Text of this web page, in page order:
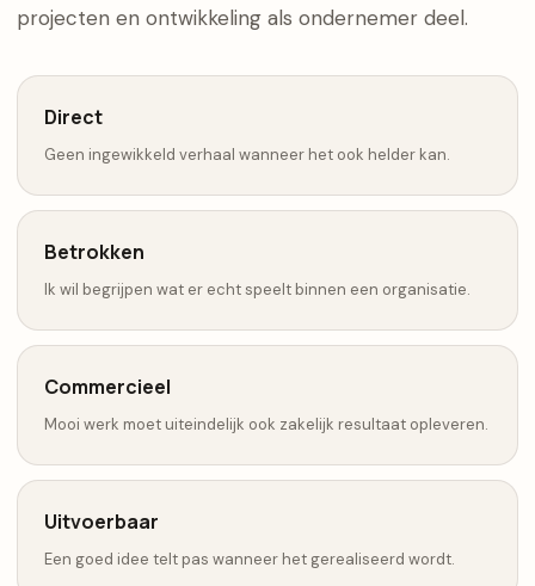
projecten en ontwikkeling als ondernemer deel.
Direct
Geen ingewikkeld verhaal wanneer het ook helder kan.
Betrokken
Ik wil begrijpen wat er echt speelt binnen een organisatie.
Commercieel
Mooi werk moet uiteindelijk ook zakelijk resultaat opleveren.
Uitvoerbaar
Een goed idee telt pas wanneer het gerealiseerd wordt.